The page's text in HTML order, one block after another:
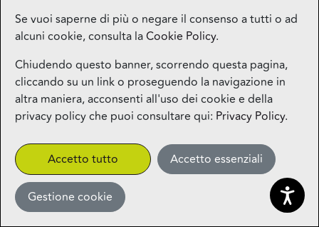
Mila Beauty Lounge
Piano terra
Milos – Greek Food – Coming
Soon
1° piano
CLICK&COLLECT
Miniso
Se vuoi saperne di più o negare il consenso a tutti o ad
alcuni cookie, consulta laCookie Policy.
Chiudendo questo banner, scorrendo questa pagina,
cliccando su un link o proseguendo la navigazione in
altra maniera, acconsenti all'uso dei cookie e della
privacy policy che puoi consultare qui: Privacy Policy.
Accetto tutto Accetto essenziali
Gestione cookie